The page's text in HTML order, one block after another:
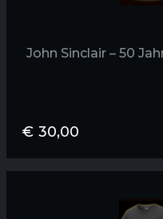
John Sinclair – 50
€ 30,00